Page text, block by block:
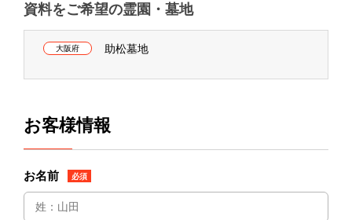
資料をご希望の霊園・墓地
大阪府 助松墓地
お客様情報
お名前 必須